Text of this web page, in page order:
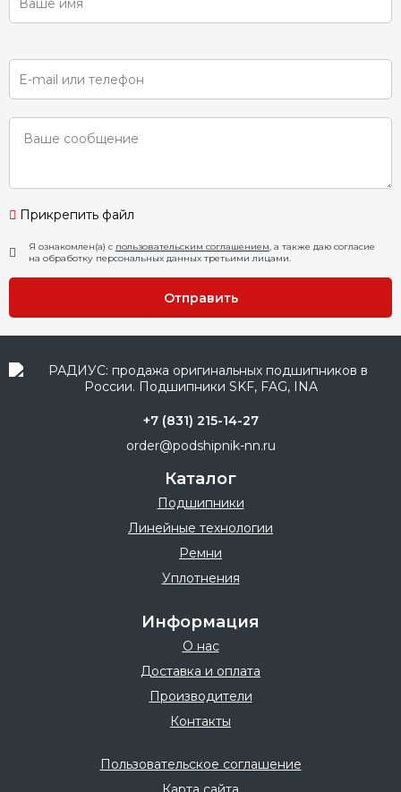
Прикрепить файл
Я ознакомлен(а) с пользовательским соглашением, а также даю согласие
на обработку персональных данных третьими лицами.
Отправить
+7 (831) 215-14-27
order@podshipnik-nn.ru
Каталог
Подшипники
Линейные технологии
Ремни
Уплотнения
Информация
О нас
Доставка и оплата
Производители
Контакты
Пользовательское соглашение